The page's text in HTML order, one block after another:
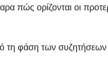
πώς ορίζονται οι
τη φάση των